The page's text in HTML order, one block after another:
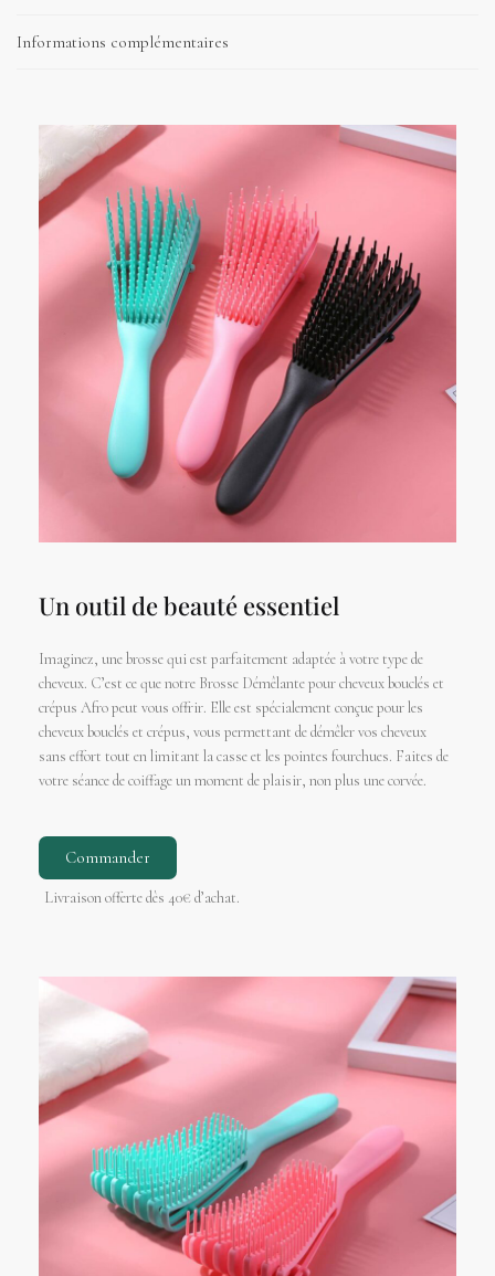
Informations complémentaires
Un outil de beauté essentiel
Imaginez, une brosse qui est parfaitement adaptée à votre type de
cheveux. C’est ce que notre Brosse Démêlante pour cheveux bouclés et
crépus Afro peut vous offrir. Elle est spécialement conçue pour les
cheveux bouclés et crépus, vous permettant de démêler vos cheveux
sans effort tout en limitant la casse et les pointes fourchues. Faites de
votre séance de coiffage un moment de plaisir, non plus une corvée.
Commander
Livraison offerte dès 40€ d’achat.